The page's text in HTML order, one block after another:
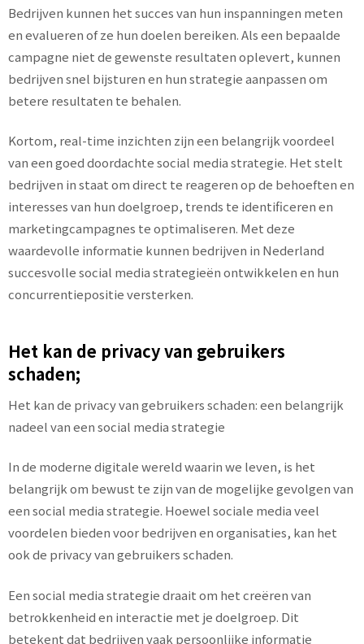
Bedrijven kunnen het succes van hun inspanningen meten
en evalueren of ze hun doelen bereiken. Als een bepaalde
campagne niet de gewenste resultaten oplevert, kunnen
bedrijven snel bijsturen en hun strategie aanpassen om
betere resultaten te behalen.
Kortom, real-time inzichten zijn een belangrijk voordeel
van een goed doordachte social media strategie. Het stelt
bedrijven in staat om direct te reageren op de behoeften en
interesses van hun doelgroep, trends te identificeren en
marketingcampagnes te optimaliseren. Met deze
waardevolle informatie kunnen bedrijven in Nederland
succesvolle social media strategieën ontwikkelen en hun
concurrentiepositie versterken.
Het kan de privacy van gebruikers
schaden;
Het kan de privacy van gebruikers schaden: een belangrijk
nadeel van een social media strategie
In de moderne digitale wereld waarin we leven, is het
belangrijk om bewust te zijn van de mogelijke gevolgen van
een social media strategie. Hoewel sociale media veel
voordelen bieden voor bedrijven en organisaties, kan het
ook de privacy van gebruikers schaden.
Een social media strategie draait om het creëren van
betrokkenheid en interactie met je doelgroep. Dit
betekent dat bedrijven vaak persoonlijke informatie